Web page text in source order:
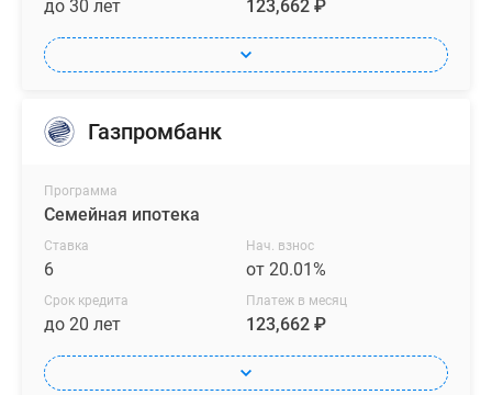
до 30 лет 123,662 ₽
Газпромбанк
Программа
Семейная ипотека
Ставка
6
Нач. взнос
от 20.01%
Срок кредита
до 20 лет
Платеж в месяц
123,662 ₽